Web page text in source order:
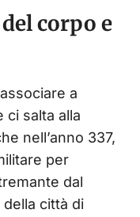
corpo e
a
ci salta alla
nell’anno 337,
per
dal
città di